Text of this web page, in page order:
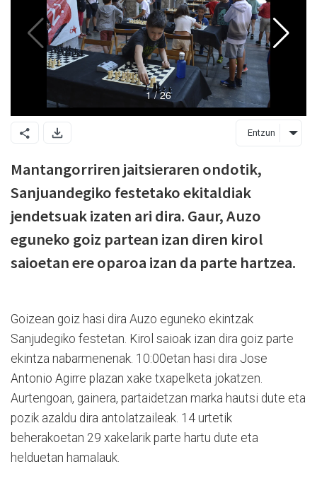
Entzun
Mantangorriren jaitsieraren ondotik,
Sanjuandegiko festetako ekitaldiak
jendetsuak izaten ari dira. Gaur, Auzo
eguneko goiz partean izan diren kirol
saioetan ere oparoa izan da parte hartzea.
Goizean goiz hasi dira Auzo eguneko ekintzak
Sanjudegiko festetan. Kirol saioak izan dira goiz parte
ekintza nabarmenenak. 10:00etan hasi dira Jose
Antonio Agirre plazan xake txapelketa jokatzen.
Aurtengoan, gainera, partaidetzan marka hautsi dute eta
pozik azaldu dira antolatzaileak. 14 urtetik
beherakoetan 29 xakelarik parte hartu dute eta
helduetan hamalauk.